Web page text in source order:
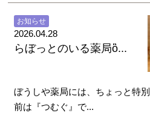
2026.04.28
お知らせ
らぼっとのいる薬局ὂ...
ぼうしや薬局には、ちょっと特
前は『つむぐ』で...